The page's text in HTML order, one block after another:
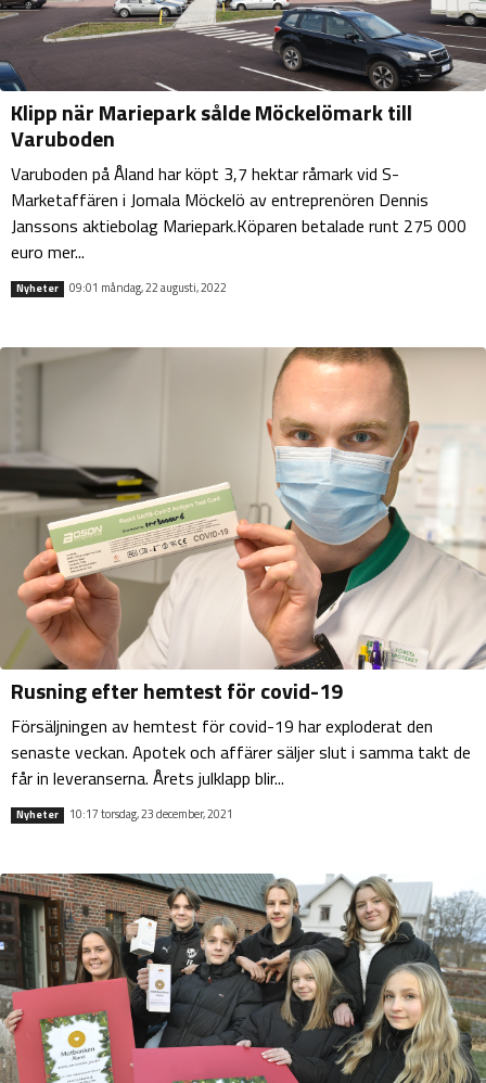
Klipp när Mariepark sålde Möckelömark till
Varuboden
Varuboden på Åland har köpt 3,7 hektar råmark vid S-
Marketaffären i Jomala Möckelö av entreprenören Dennis
Janssons aktiebolag Mariepark.Köparen betalade runt 275 000
euro mer...
Nyheter 09:01 måndag, 22 augusti, 2022
Rusning efter hemtest för covid-19
Försäljningen av hemtest för covid-19 har exploderat den
senaste veckan. Apotek och affärer säljer slut i samma takt de
får in leveranserna. Årets julklapp blir...
Nyheter 10:17 torsdag, 23 december, 2021